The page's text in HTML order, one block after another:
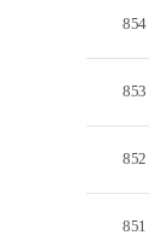
854
853
852
851